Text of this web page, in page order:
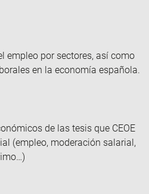
empleo por sectores, así como
en la economía española.
de las tesis que CEOE
(empleo, moderación salarial,